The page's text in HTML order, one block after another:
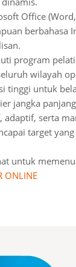
Office
berbahasa
program
wilayah
tinggi untuk
jangka
adaptif, serta
target
untuk
ONLINE